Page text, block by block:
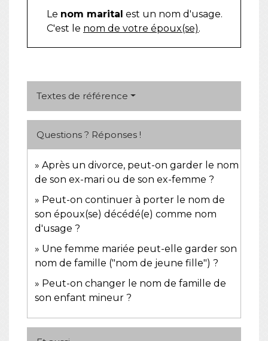
Le nom marital est un nom d'usage.
C'est le nom de votre époux(se).
Textes de référence
Questions ? Réponses !
Après un divorce, peut-on garder le nom
de son ex-mari ou de son ex-femme ?
Peut-on continuer à porter le nom de
son époux(se) décédé(e) comme nom
d'usage ?
Une femme mariée peut-elle garder son
nom de famille ("nom de jeune fille") ?
Peut-on changer le nom de famille de
son enfant mineur ?